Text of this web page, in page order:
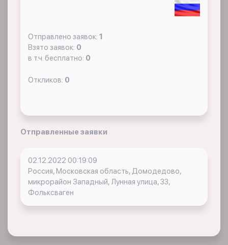
Отправлено заявок: 1
Взято заявок: 0
в т.ч. бесплатно: 0
Откликов: 0
Отправленные заявки
02.12.2022 00:19:09
Россия, Московская область, Домодедово,
микрорайон Западный, Лунная улица, 33,
Фольксваген